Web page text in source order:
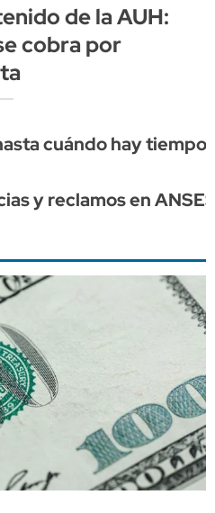
de la AUH:
cobra por
cuándo hay
y reclamos en